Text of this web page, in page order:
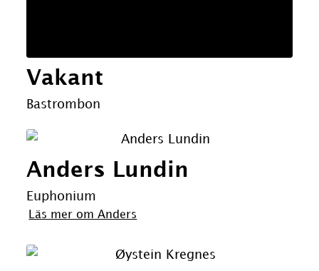
Vakant
Bastrombon
Anders Lundin
Euphonium
Läs mer om Anders